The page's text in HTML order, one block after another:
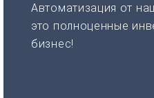
Автоматизация от
это полноценные
бизнес!